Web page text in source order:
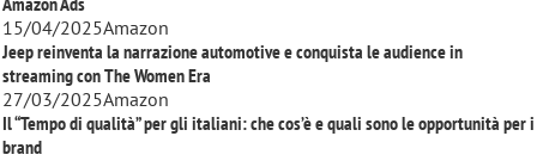
15/04/2025Amazon
Jeep reinventa la narrazione automotive e conquista le audience in
streaming conThe Women Era
27/03/2025Amazon
Il “Tempo di qualità” per gli italiani: che cos’è e quali sono le opportunità per i
brand